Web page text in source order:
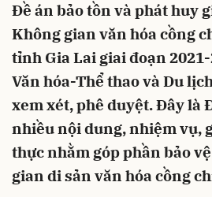
Đề án bảo tồn và phát huy
Không gian văn hóa cồng
tỉnh Gia Lai giai đoạn
Văn hóa-Thể thao và Du
xem xét, phê duyệt. Đây là
nhiều nội dung, nhiệm vụ,
thực nhằm góp phần bảo
gian di sản văn hóa cồng